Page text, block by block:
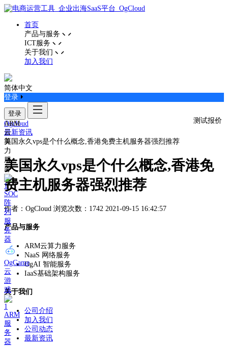
测试报价
首页
产品与服务
ICT服务
关于我们
加入我们
简体中文
登录
登录
ARM
云
算
力
服
务
SOC
阵
列
服
务
器
OgGame
云
游
戏
ARM
服
务
器
Ogcloud
最新资讯
美国永久vps是个什么概念,香港免费主机服务器强烈推荐
美国永久vps是个什么概念,香港免
费主机服务器强烈推荐
作者：OgCloud 浏览次数：1742 2021-09-15 16:42:57
产品与服务
ARM云算力服务
NaaS 网络服务
OgAI 智能服务
IaaS基础架构服务
关于我们
公司介绍
加入我们
公司动态
最新资讯